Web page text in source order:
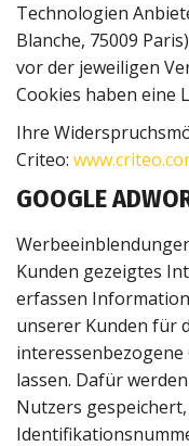
Technologien
Blanche, 75009
vor der jeweiligen
Cookies haben eine
Ihre
Criteo:
GOOGLE
Kunden gezeigtes
erfassen
unserer Kunden für
lassen. Dafür
Nutzers